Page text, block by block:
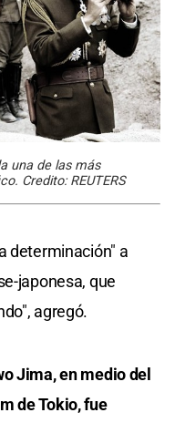
una de las más
Credito: REUTERS
determinación" a
japonesa, que
agregó.
Jima, en medio del
de Tokio, fue